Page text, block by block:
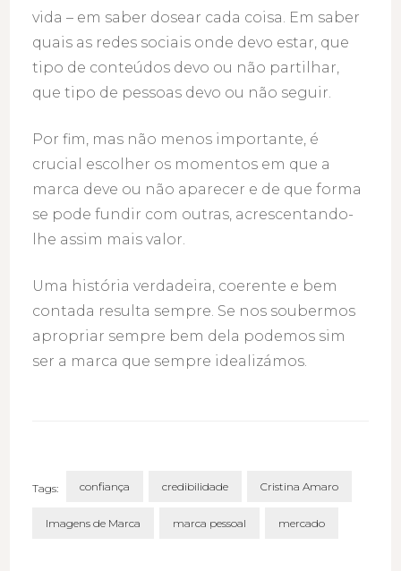
vida – em saber dosear cada coisa. Em saber
quais as redes sociais onde devo estar, que
tipo de conteúdos devo ou não partilhar,
que tipo de pessoas devo ou não seguir.
Por fim, mas não menos importante, é
crucial escolher os momentos em que a
marca deve ou não aparecer e de que forma
se pode fundir com outras, acrescentando-
lhe assim mais valor.
Uma história verdadeira, coerente e bem
contada resulta sempre. Se nos soubermos
apropriar sempre bem dela podemos sim
ser a marca que sempre idealizámos.
Tags: confiança credibilidade Cristina Amaro
Imagens de Marca marca pessoal mercado